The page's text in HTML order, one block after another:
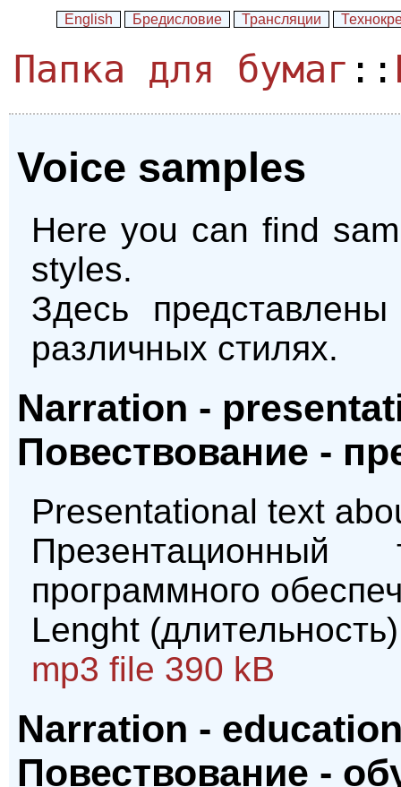
English Бредисловие Трансляции
Папка для бумаг ::
Voice samples
Here you can find
styles.
Здесь
различных стилях.
Narration -
Повествование -
Presentational text
программного
Lenght
mp3 file 390 kB
Narration -
Повествование -